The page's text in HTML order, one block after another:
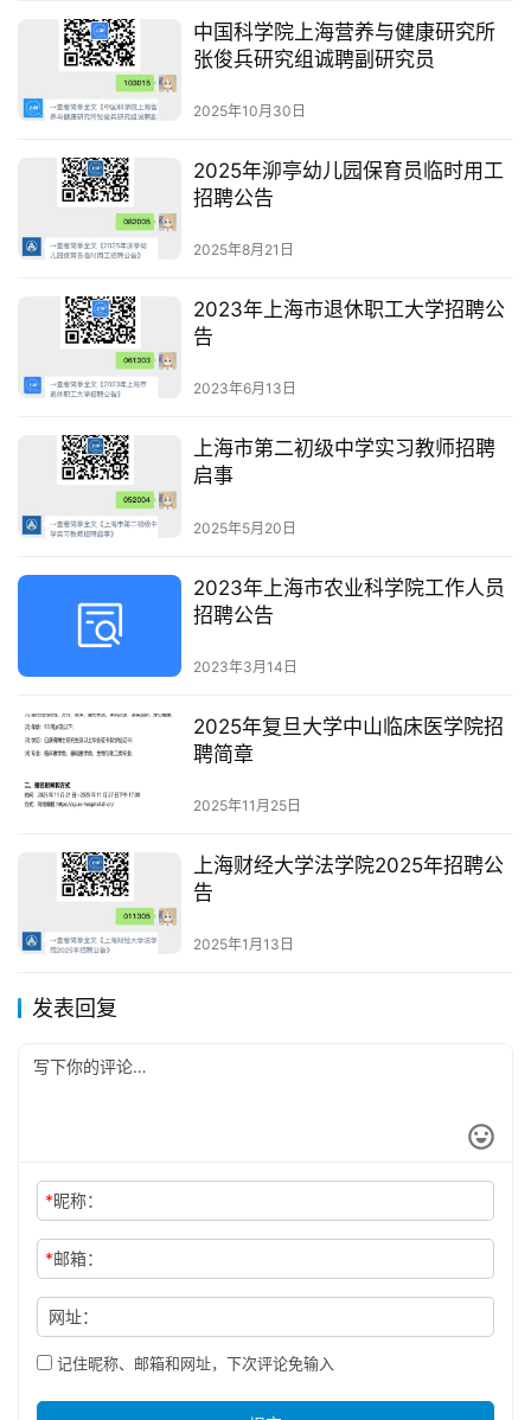
中国科学院上海营养与健康研究所
张俊兵研究组诚聘副研究员
2025年10月30日
2025年泖亭幼儿园保育员临时用工
招聘公告
2025年8月21日
2023年上海市退休职工大学招聘公
告
2023年6月13日
上海市第二初级中学实习教师招聘
启事
2025年5月20日
2023年上海市农业科学院工作人员
招聘公告
2023年3月14日
2025年复旦大学中山临床医学院招
聘简章
2025年11月25日
上海财经大学法学院2025年招聘公
告
2025年1月13日
发表回复
*昵称：
*邮箱：
网址：
记住昵称、邮箱和网址，下次评论免输入